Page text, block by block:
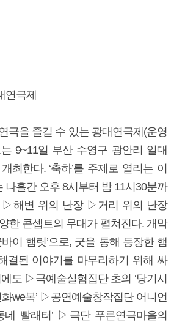
연극제
극을 즐길 수 있는 광대연극제(운영
9~11일 부산 수영구 광안리 일대
최한다. ‘축하’를 주제로 열리는 이
나흘간 오후 8시부터 밤 11시30분까
해변 위의 난장 ▷거리 위의 난장
한 콘셉트의 무대가 펼쳐진다. 개막
이 햄릿’으로, 굿을 통해 등장한 햄
결된 이야기를 마무리하기 위해 싸
도 ▷극예술실험집단 초의 ‘당기시
화we복’ ▷공연예술창작집단 어니언
네 빨래터’ ▷극단 푸른연극마을의